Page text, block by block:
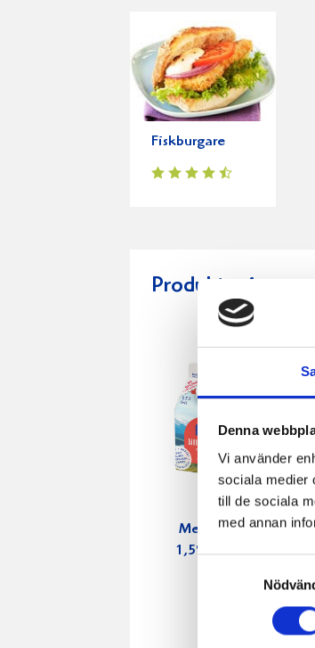
Denna
Vi använder
sociala medier
till de sociala
med annan
Fiskburgare
Produkter i
Mellanmjölk
1,5% laktosfri